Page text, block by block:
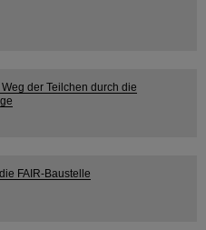
der Teilchen durch die
FAIR-Baustelle